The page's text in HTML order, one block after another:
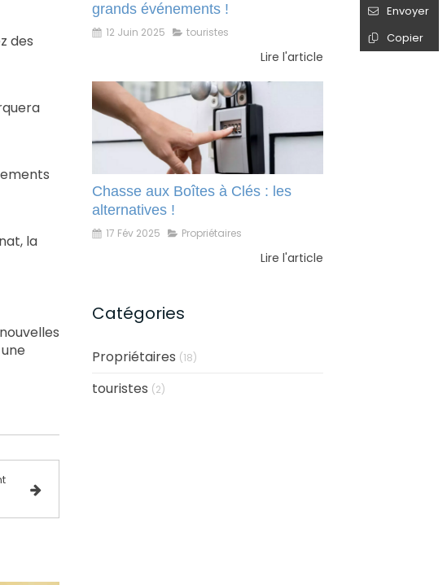
des
la
Envoyer
Copier
grands événements !
12 Juin 2025 touristes
Lire l'article
Chasse aux Boîtes à Clés : les
alternatives !
17 Fév 2025 Propriétaires
Lire l'article
Catégories
Propriétaires (18)
touristes (2)